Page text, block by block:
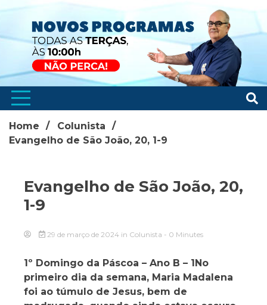
Home
Colunista
Evangelho de São João, 20, 1-9
Evangelho de São João, 20,
1-9
29 de março de 2024 in Colunista - 0 Minutes
1º Domingo da Páscoa – Ano B – 1No
primeiro dia da semana, Maria Madalena
foi ao túmulo de Jesus, bem de